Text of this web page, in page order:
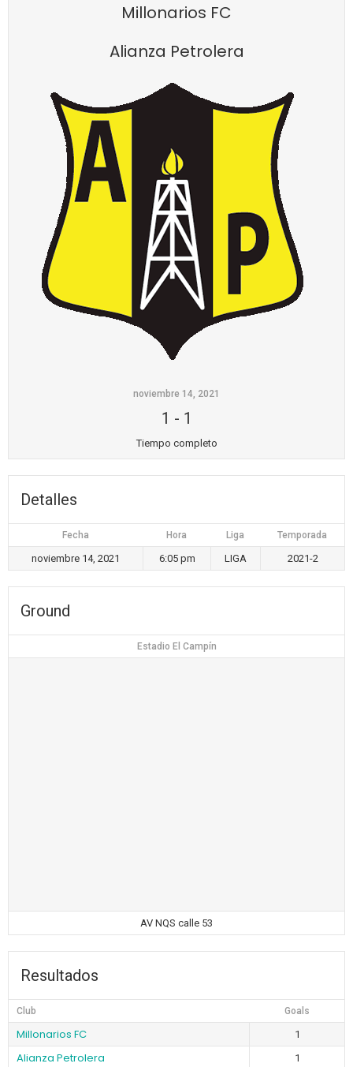
Millonarios FC
Alianza Petrolera
noviembre 14, 2021
1 - 1
Tiempo completo
Detalles
Fecha Hora Liga Temporada
noviembre 14, 2021 6:05 pm LIGA 2021-2
Ground
Estadio El Campín
AV NQS calle 53
Resultados
Club Goals
Millonarios FC 1
Alianza Petrolera 1